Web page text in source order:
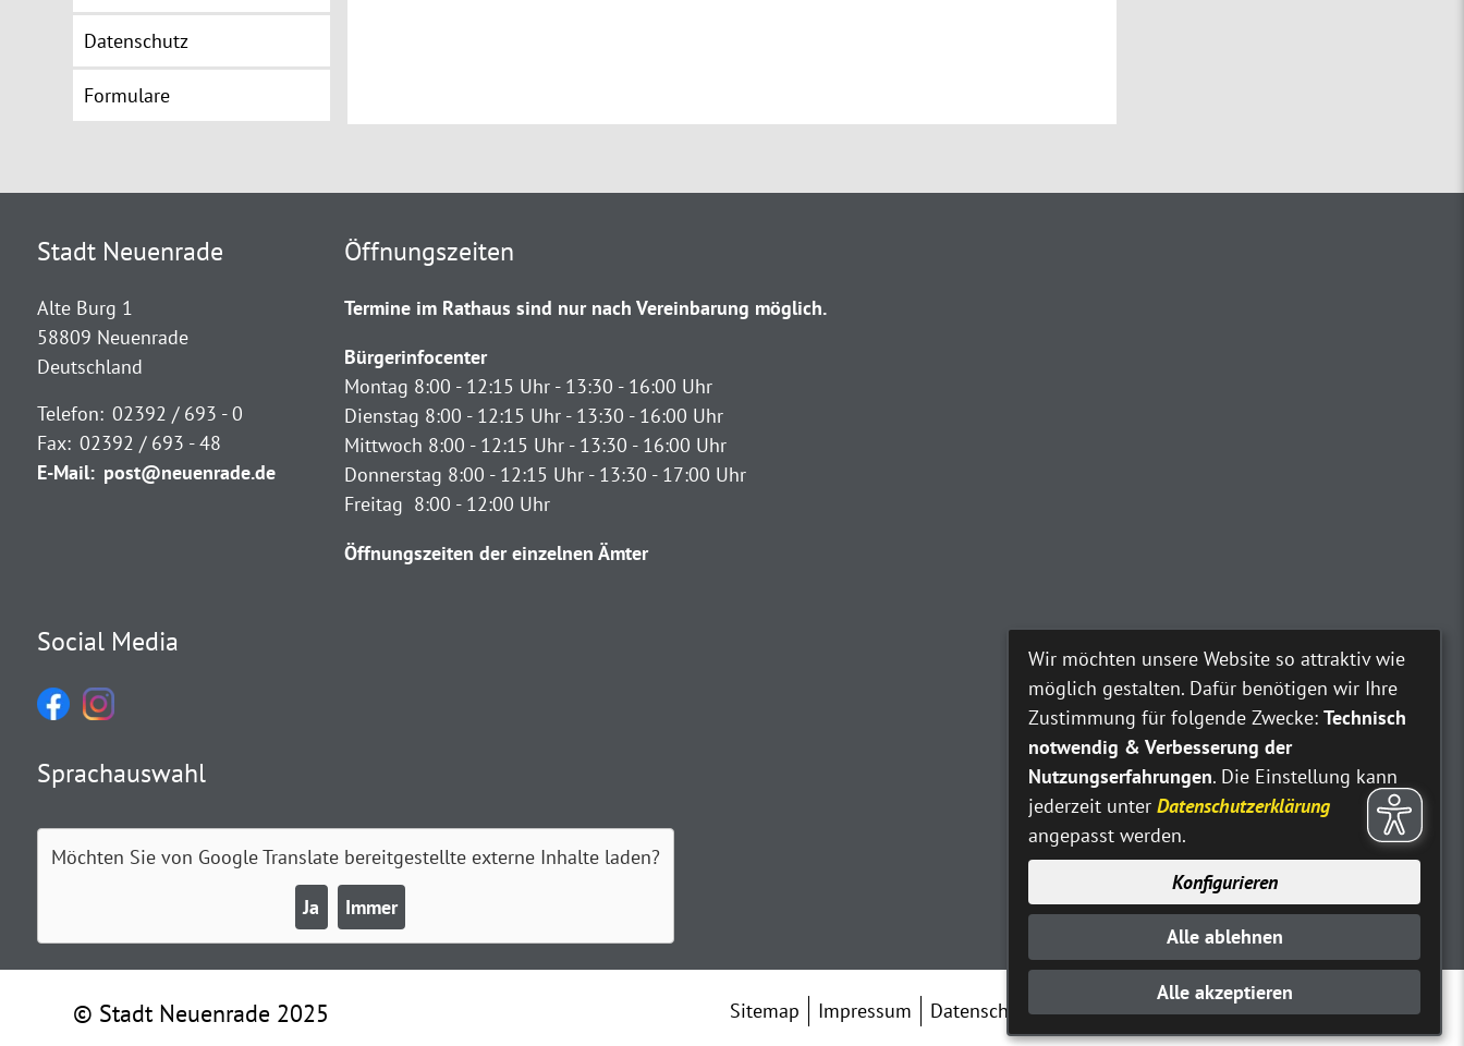
Datenschutz
Formulare
Stadt Neuenrade
Alte Burg 1
58809 Neuenrade
Deutschland
Telefon: 02392 / 693 - 0
Fax: 02392 / 693 - 48
E-Mail: post@neuenrade.de
Öffnungszeiten
Termine im Rathaus sind nur nach Vereinbarung möglich.
Bürgerinfocenter
Montag 8:00 - 12:15 Uhr - 13:30 - 16:00 Uhr
Dienstag 8:00 - 12:15 Uhr - 13:30 - 16:00 Uhr
Mittwoch 8:00 - 12:15 Uhr - 13:30 - 16:00 Uhr
Donnerstag 8:00 - 12:15 Uhr - 13:30 - 17:00 Uhr
Freitag 8:00 - 12:00 Uhr
Öffnungszeiten der einzelnen Ämter
Social Media
Sprachauswahl
Möchten Sie von Google Translatebereitgestellte externe Inhalte laden?
Ja Immer
© Stadt Neuenrade 2025 Sitemap Impressum Datenschutz Erklärung zur Barrierefreiheit Kontakt
Wir möchten unsere Website so attraktiv wie
möglich gestalten. Dafür benötigen wir Ihre
Zustimmung für folgende Zwecke: Technisch
notwendig & Verbesserung der
Nutzungserfahrungen. Die Einstellung kann
jederzeit unter Datenschutzerklärung
angepasst werden.
Konfigurieren
Alle ablehnen
Alle akzeptieren